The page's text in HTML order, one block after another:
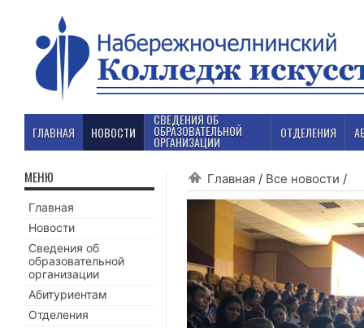
ГЛАВНАЯ НОВОСТИ
СВЕДЕНИЯ ОБ
ОБРАЗОВАТЕЛЬНОЙ
ОРГАНИЗАЦИИ
ОТДЕЛЕНИЯ
Главная / Все новости /
МЕНЮ
Главная
Новости
Сведения об
образовательной
организации
Абитуриентам
Отделения